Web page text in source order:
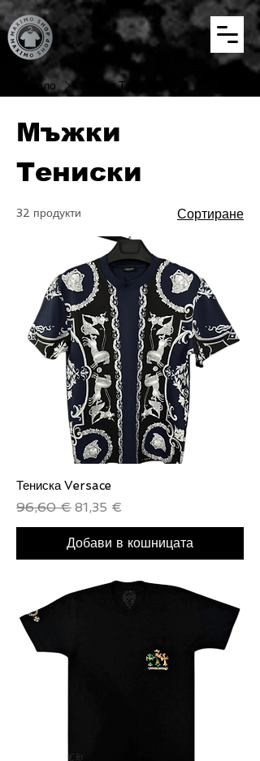
Начало Мъжки Тениски
Мъжки
Тениски
32 продукти Сортиране
Тениска Versace
Редовна цена
96,60 € Продажна цена
81,35 €
Добави в кошницата